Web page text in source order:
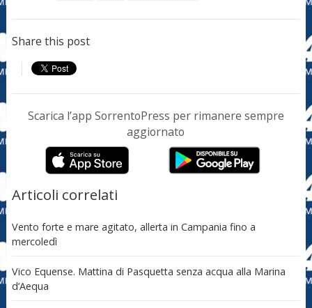
Share this post
Scarica l’app SorrentoPress per rimanere sempre
aggiornato
Articoli correlati
Vento forte e mare agitato, allerta in Campania fino a
mercoledì
Vico Equense. Mattina di Pasquetta senza acqua alla Marina
d’Aequa